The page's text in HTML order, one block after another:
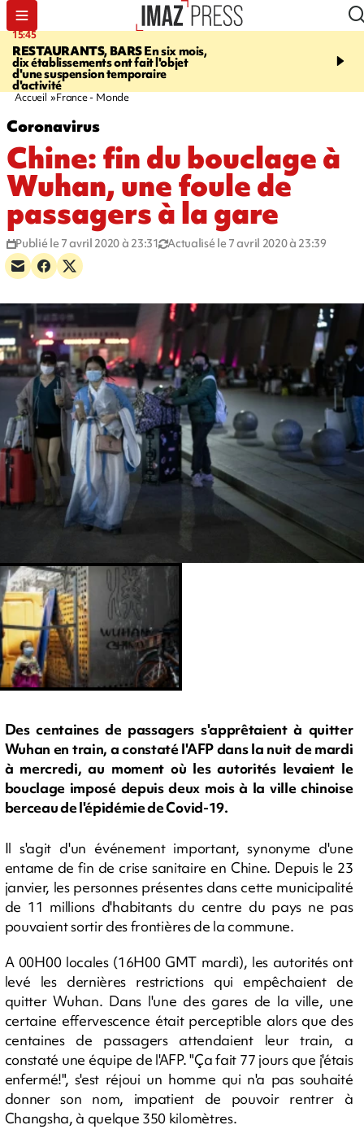
15:45
RESTAURANTS, BARSEn six mois,
dix établissements ont fait l'objet
d'une suspension temporaire
d'activité
17:17
Angeles, un homme vit
Accueil France - Monde
Coronavirus
Chine: fin du bouclage à
Wuhan, une foule de
passagers à la gare
Publié le 7 avril 2020 à 23:31 Actualisé le 7 avril 2020 à 23:39
Des centaines de passagers s'apprêtaient à quitter
Wuhan en train, a constaté l'AFP dans la nuit de mardi
à mercredi, au moment où les autorités levaient le
bouclage imposé depuis deux mois à la ville chinoise
berceau de l'épidémie de Covid-19.
Il s'agit d'un événement important, synonyme d'une
entame de fin de crise sanitaire en Chine. Depuis le 23
janvier, les personnes présentes dans cette municipalité
de 11 millions d'habitants du centre du pays ne pas
pouvaient sortir des frontières de la commune.
A 00H00 locales (16H00 GMT mardi), les autorités ont
levé les dernières restrictions qui empêchaient de
quitter Wuhan. Dans l'une des gares de la ville, une
certaine effervescence était perceptible alors que des
centaines de passagers attendaient leur train, a
constaté une équipe de l'AFP. "Ça fait 77 jours que j'étais
enfermé!", s'est réjoui un homme qui n'a pas souhaité
donner son nom, impatient de pouvoir rentrer à
Changsha, à quelque 350 kilomètres.